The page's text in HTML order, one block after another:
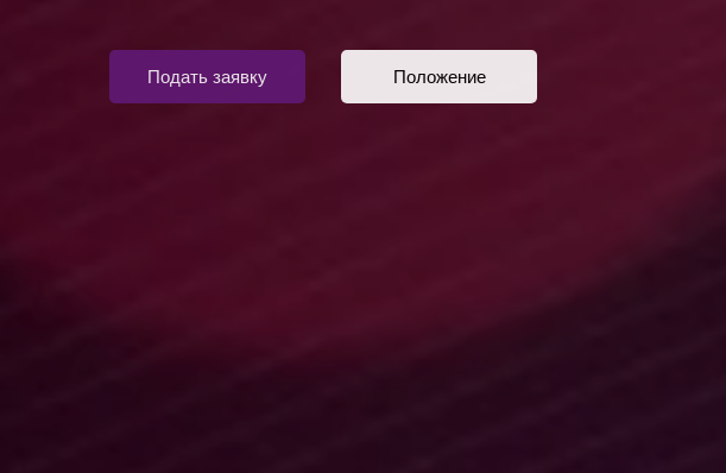
Положение
Подать заявку